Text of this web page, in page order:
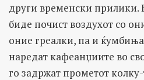
други временски прилики.
биде почист воздухот со
оние греалки, па и
наредат кафеанџиите во
го задржат прометот